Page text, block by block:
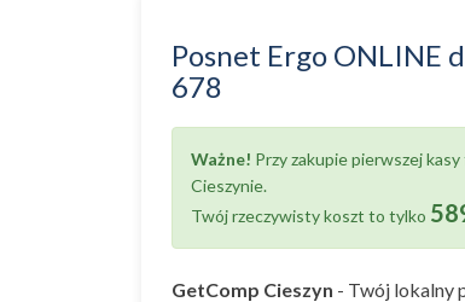
Posnet Ergo ONLINE
678
Ważne! Przy zakupie pierwszej
Cieszynie.
Twój rzeczywisty koszt to tylko
GetComp Cieszyn - Twój lokalny